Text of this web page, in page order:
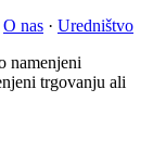
O nas · Uredništvo
namenjeni
trgovanju ali